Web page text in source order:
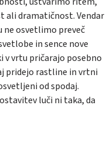
dramatičnost. Vendar
ne osvetlimo preveč
in sence nove
v vrtu pričarajo posebno
pridejo rastline in vrtni
od spodaj.
luči ni taka, da